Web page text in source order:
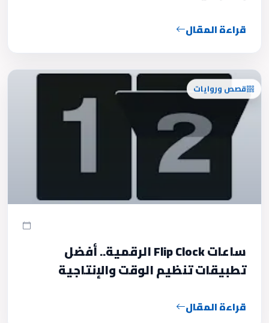
قراءة المقال
قصص وروايات
ساعات Flip Clock الرقمية.. أفضل
تطبيقات تنظيم الوقت والإنتاجية
قراءة المقال